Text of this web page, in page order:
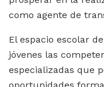
como agente de
El espacio escolar
jóvenes las
especializadas que